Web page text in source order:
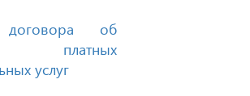
об
платных
услуг